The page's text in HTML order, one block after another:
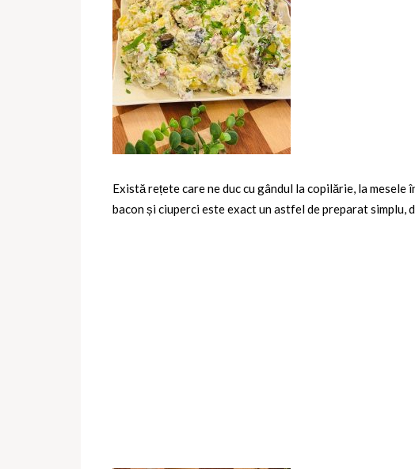
Există rețete care ne duc cu gândul la copilărie, la
bacon și ciuperci este exact un astfel de preparat